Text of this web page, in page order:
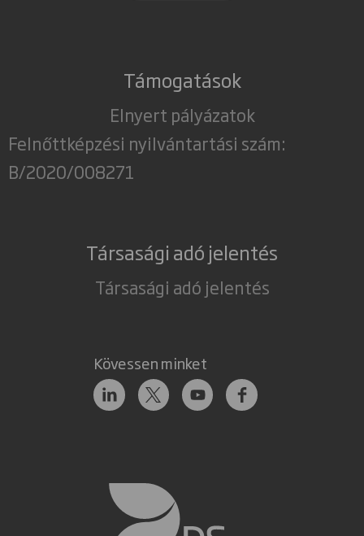
Támogatások
Elnyert pályázatok
Felnőttképzési nyilvántartási szám:
B/2020/008271
Társasági adó jelentés
Társasági adó jelentés
Kövessen minket